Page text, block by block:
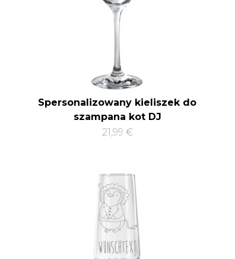
Spersonalizowany kieliszek do
szampana kot DJ
21,99 €